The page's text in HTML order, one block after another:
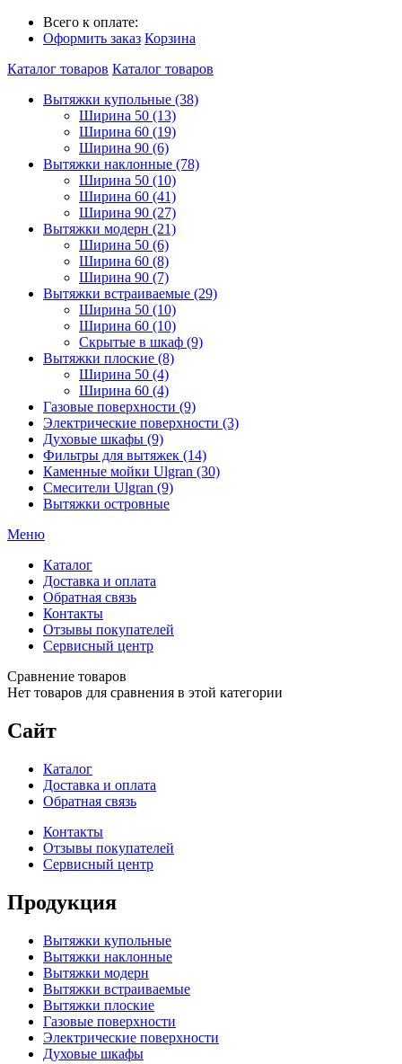
Всего к оплате:
Оформить заказ Корзина
Каталог товаров Каталог товаров
Вытяжки купольные (38)
Ширина 50 (13)
Ширина 60 (19)
Ширина 90 (6)
Вытяжки наклонные (78)
Ширина 50 (10)
Ширина 60 (41)
Ширина 90 (27)
Вытяжки модерн (21)
Ширина 50 (6)
Ширина 60 (8)
Ширина 90 (7)
Вытяжки встраиваемые (29)
Ширина 50 (10)
Ширина 60 (10)
Скрытые в шкаф (9)
Вытяжки плоские (8)
Ширина 50 (4)
Ширина 60 (4)
Газовые поверхности (9)
Электрические поверхности (3)
Духовые шкафы (9)
Фильтры для вытяжек (14)
Каменные мойки Ulgran (30)
Смесители Ulgran (9)
Вытяжки островные
Меню
Каталог
Доставка и оплата
Обратная связь
Контакты
Отзывы покупателей
Сервисный центр
Сравнение товаров
Нет товаров для сравнения в этой категории
Сайт
Каталог
Доставка и оплата
Обратная связь
Контакты
Отзывы покупателей
Сервисный центр
Продукция
Вытяжки купольные
Вытяжки наклонные
Вытяжки модерн
Вытяжки встраиваемые
Вытяжки плоские
Газовые поверхности
Электрические поверхности
Духовые шкафы